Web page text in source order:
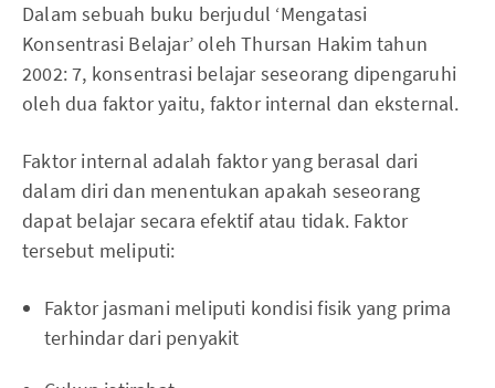
Dalam sebuah buku berjudul ‘Mengatasi
Konsentrasi Belajar’ oleh Thursan Hakim tahun
2002: 7, konsentrasi belajar seseorang dipengaruhi
oleh dua faktor yaitu, faktor internal dan eksternal.
Faktor internal adalah faktor yang berasal dari
dalam diri dan menentukan apakah seseorang
dapat belajar secara efektif atau tidak. Faktor
tersebut meliputi:
Faktor jasmani meliputi kondisi fisik yang prima
terhindar dari penyakit